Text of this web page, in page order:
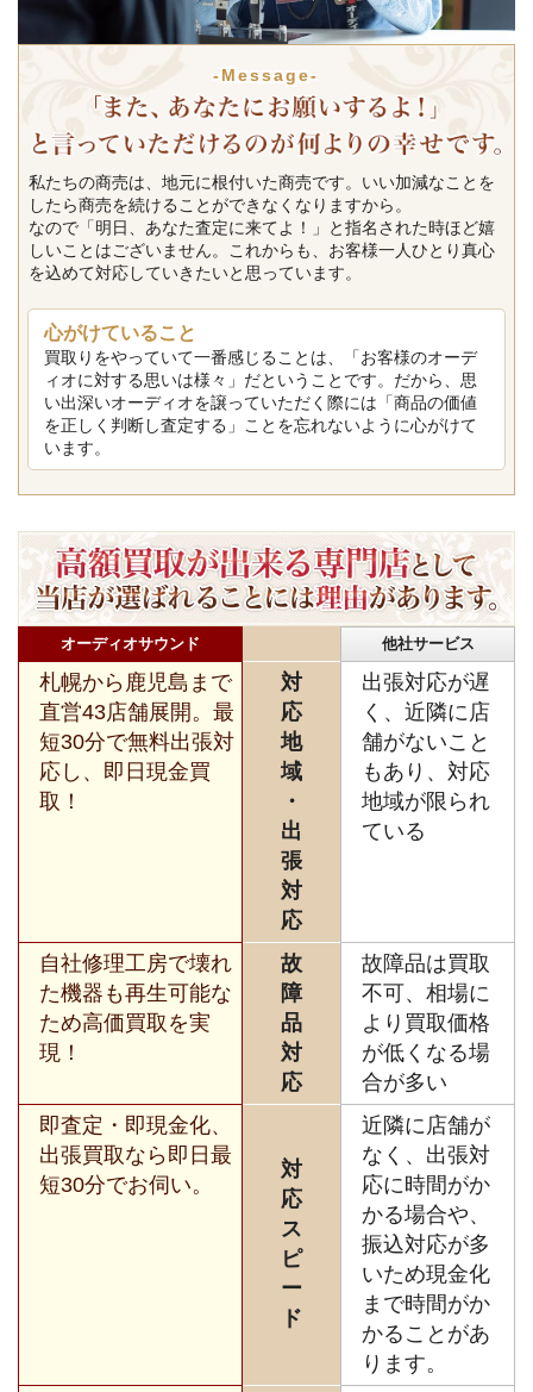
-Message-
私たちの商売は、地元に根付いた商売です。いい加減なことを
したら商売を続けることができなくなりますから。
なので「明日、あなた査定に来てよ！」と指名された時ほど嬉
しいことはございません。これからも、お客様一人ひとり真心
を込めて対応していきたいと思っています。
心がけていること
買取りをやっていて一番感じることは、「お客様のオーデ
ィオに対する思いは様々」だということです。だから、思
い出深いオーディオを譲っていただく際には「商品の価値
を正しく判断し査定する」ことを忘れないように心がけて
います。
オーディオサウンド 他社サービス
札幌から鹿児島まで
直営43店舗展開。最
短30分で無料出張対
応し、即日現金買
取！
対
応
地
域
・
出
張
対
応
出張対応が遅
く、近隣に店
舗がないこと
もあり、対応
地域が限られ
ている
自社修理工房で壊れ
た機器も再生可能な
ため高価買取を実
現！
故
障
品
対
応
故障品は買取
不可、相場に
より買取価格
が低くなる場
合が多い
即査定・即現金化、
出張買取なら即日最
短30分でお伺い。
対
応
ス
ピ
ー
ド
近隣に店舗が
なく、出張対
応に時間がか
かる場合や、
振込対応が多
いため現金化
まで時間がか
かることがあ
ります。